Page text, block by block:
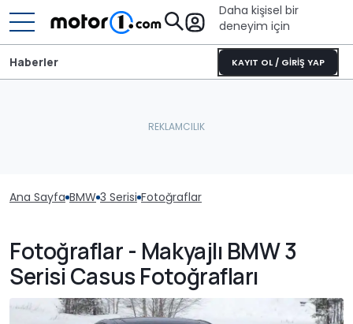
Daha kişisel bir
deneyim için
KAYIT OL / GİRİŞ YAP
Haberler
Ana Sayfa BMW 3 Serisi Fotoğraflar
Fotoğraflar - Makyajlı BMW 3
Serisi Casus Fotoğrafları